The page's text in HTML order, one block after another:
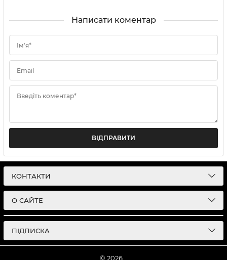
Написати коментар
Ім'я*
Email
Введіть коментар*
ВІДПРАВИТИ
КОНТАКТИ
О САЙТЕ
ПІДПИСКА
© 2026